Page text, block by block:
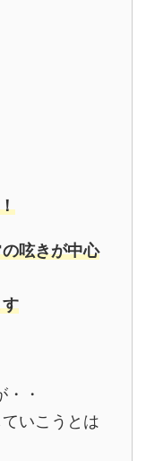
呟きが中心
・
いこうとは